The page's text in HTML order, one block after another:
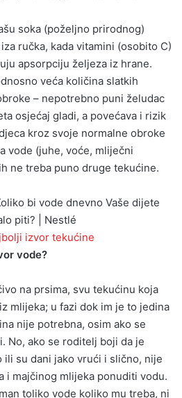
soka (poželjno prirodnog)
ručka, kada vitamini (osobito C)
apsorpciju željeza iz hrane.
veća količina slatkih
– nepotrebno puni želudac
osjećaj gladi, a povećava i rizik
kroz svoje normalne obroke
vode (juhe, voće, mliječni
ne treba puno druge tekućine.
izvor tekućine
vode?
na prsima, svu tekućinu koja
mlijeka; u fazi dok im je to jedina
nije potrebna, osim ako se
No, ako se roditelj boji da je
su dani jako vrući i slično, nije
i majčinog mlijeka ponuditi vodu.
toliko vode koliko mu treba, ni